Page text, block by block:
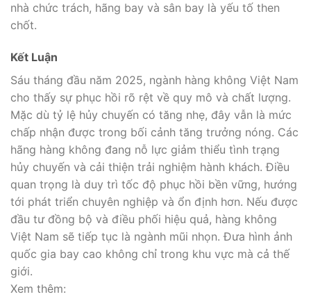
nhà chức trách, hãng bay và sân bay là yếu tố then
chốt.
Kết Luận
Sáu tháng đầu năm 2025, ngành hàng không Việt Nam
cho thấy sự phục hồi rõ rệt về quy mô và chất lượng.
Mặc dù tỷ lệ hủy chuyến có tăng nhẹ, đây vẫn là mức
chấp nhận được trong bối cảnh tăng trưởng nóng. Các
hãng hàng không đang nỗ lực giảm thiểu tình trạng
hủy chuyến và cải thiện trải nghiệm hành khách. Điều
quan trọng là duy trì tốc độ phục hồi bền vững, hướng
tới phát triển chuyên nghiệp và ổn định hơn. Nếu được
đầu tư đồng bộ và điều phối hiệu quả, hàng không
Việt Nam sẽ tiếp tục là ngành mũi nhọn. Đưa hình ảnh
quốc gia bay cao không chỉ trong khu vực mà cả thế
giới.
Xem thêm: